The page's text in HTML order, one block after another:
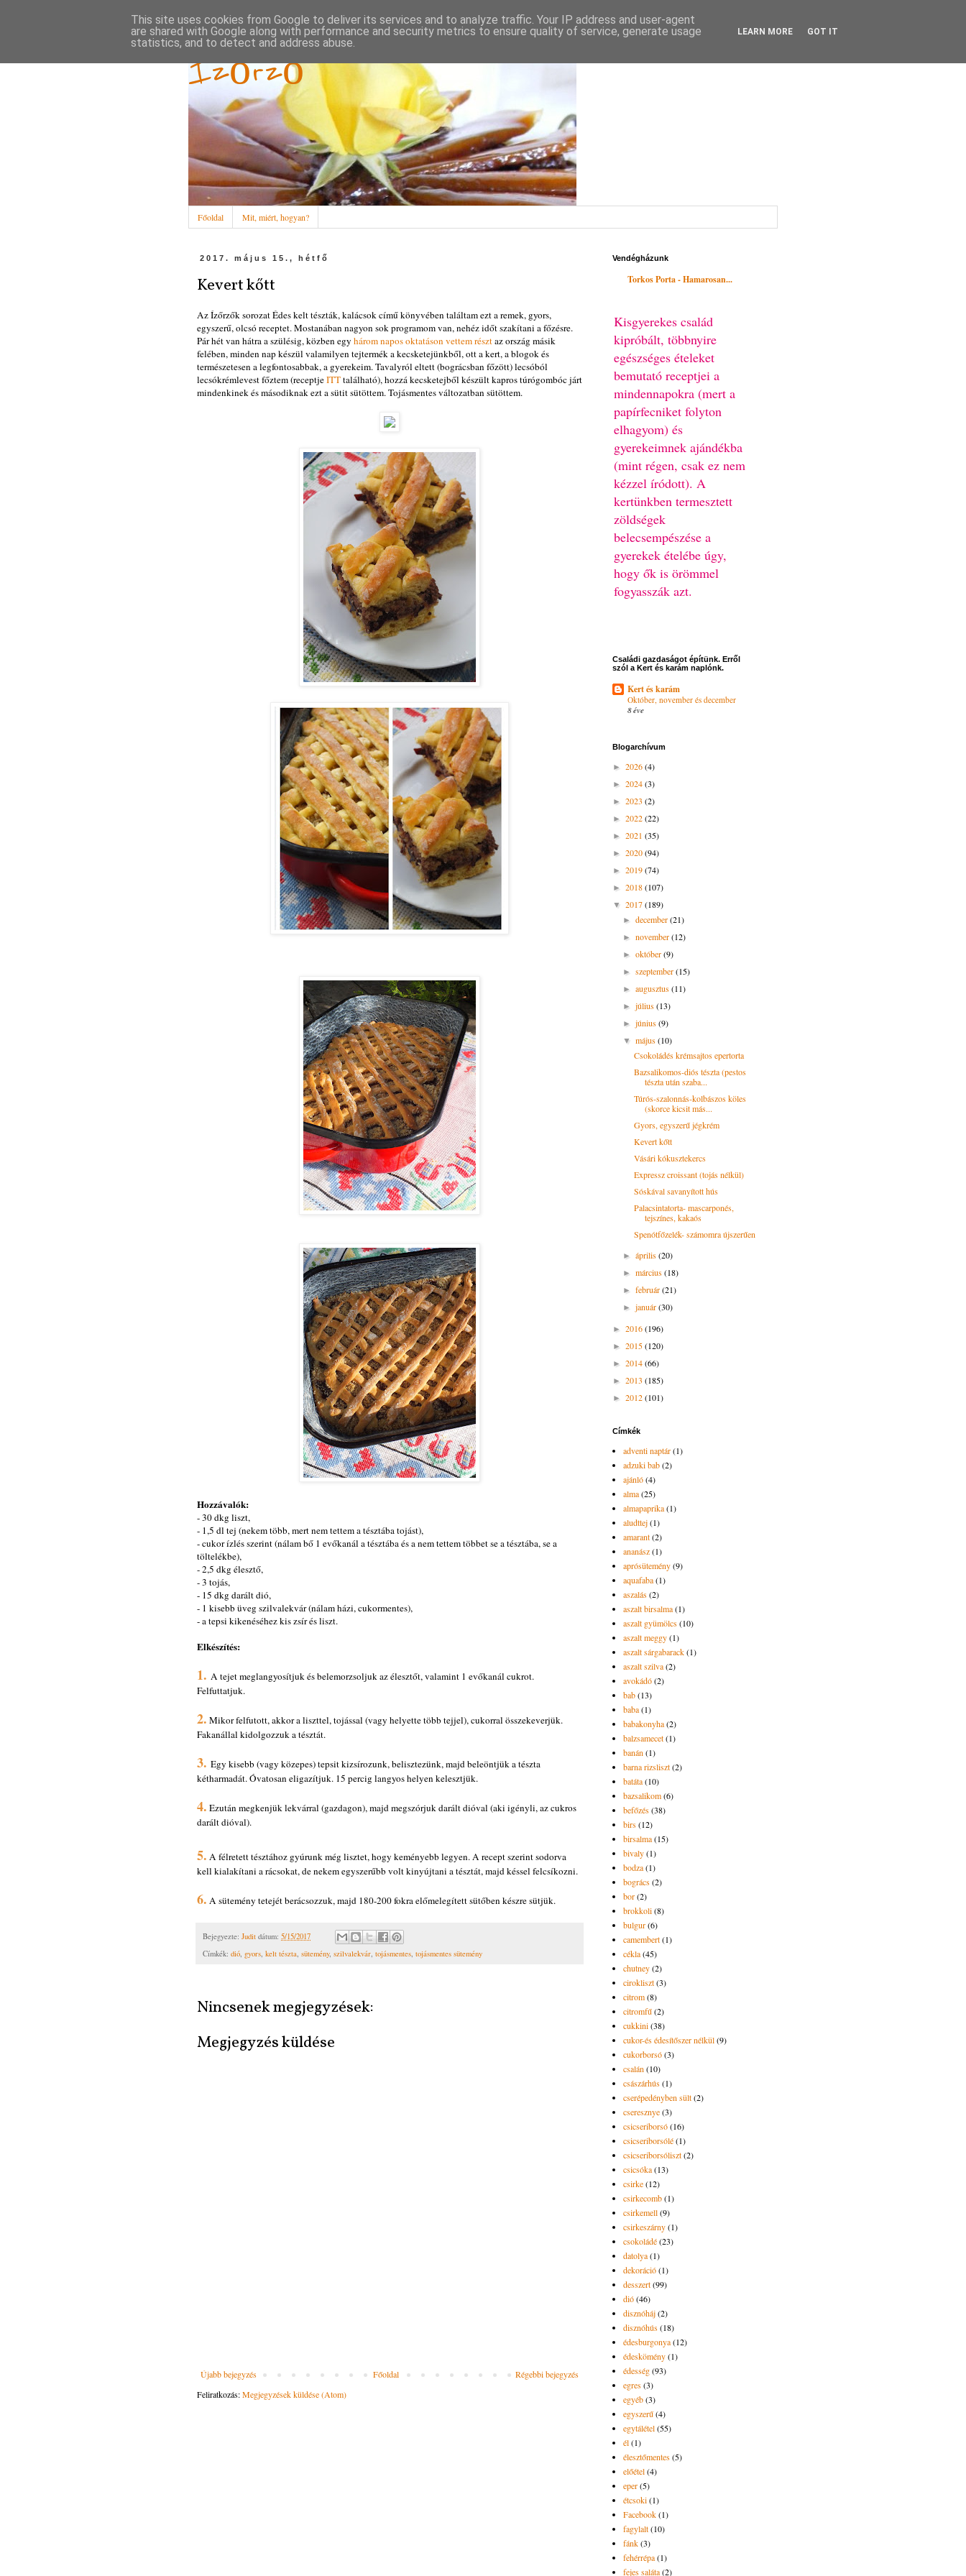
Ízőrző
Főoldal Mit, miért, hogyan?
2017. május 15., hétfő
Kevert kőtt
Az Ízőrzők sorozat Édes kelt tészták, kalácsok című könyvében találtam ezt a remek, gyors,
egyszerű, olcsó receptet. Mostanában nagyon sok programom van, nehéz időt szakítani a főzésre.
Pár hét van hátra a szülésig, közben egy három napos oktatáson vettem résztaz ország másik
felében, minden nap készül valamilyen tejtermék a kecsketejünkből, ott a kert, a blogok és
természetesen a legfontosabbak, a gyerekeim. Tavalyról eltett (bográcsban főzött) lecsóból
lecsókrémlevest főztem (receptjeITTtalálható), hozzá kecsketejből készült kapros túrógombóc járt
mindenkinek és másodiknak ezt a sütit sütöttem. Tojásmentes változatban sütöttem.
Hozzávalók:
- 30 dkg liszt,
- 1,5 dl tej (nekem több, mert nem tettem a tésztába tojást),
- cukor ízlés szerint (nálam bő 1 evőkanál a tésztába és a nem tettem többet se a tésztába, se a
töltelékbe),
- 2,5 dkg élesztő,
- 3 tojás,
- 15 dkg darált dió,
- 1 kisebb üveg szilvalekvár (nálam házi, cukormentes),
- a tepsi kikenéséhez kis zsír és liszt.
Elkészítés:
1. A tejet meglangyosítjuk és belemorzsoljuk az élesztőt, valamint 1 evőkanál cukrot.
Felfuttatjuk.
2. Mikor felfutott, akkor a liszttel, tojással (vagy helyette több tejjel), cukorral összekeverjük.
Fakanállal kidolgozzuk a tésztát.
3. Egy kisebb (vagy közepes) tepsit kizsírozunk, belisztezünk, majd beleöntjük a tészta
kétharmadát. Óvatosan eligazítjuk. 15 percig langyos helyen kelesztjük.
4. Ezután megkenjük lekvárral (gazdagon), majd megszórjuk darált dióval (aki igényli, az cukros
darált dióval).
5. A félretett tésztához gyúrunk még lisztet, hogy keményebb legyen. A recept szerint sodorva
kell kialakítani a rácsokat, de nekem egyszerűbb volt kinyújtani a tésztát, majd késsel felcsíkozni.
6. A sütemény tetejét berácsozzuk, majd 180-200 fokra előmelegített sütőben készre sütjük.
Bejegyezte: Judit dátum: 5/15/2017
Címkék: dió, gyors, kelt tészta, sütemény, szilvalekvár, tojásmentes, tojásmentes sütemény
Nincsenek megjegyzések:
Megjegyzés küldése
Újabb bejegyzés Régebbi bejegyzés
Főoldal
Feliratkozás:Megjegyzések küldése (Atom)
Vendégházunk
Torkos Porta - Hamarosan...
Kisgyerekes család
kipróbált, többnyire
egészséges ételeket
bemutató receptjei a
mindennapokra (mert a
papírfecniket folyton
elhagyom) és
gyerekeimnek ajándékba
(mint régen, csak ez nem
kézzel íródott). A
kertünkben termesztett
zöldségek
belecsempészése a
gyerekek ételébe úgy,
hogy ők is örömmel
fogyasszák azt.
Családi gazdaságot építünk. Erről
szól a Kert és karám naplónk.
Kert és karám
Október, november és december
8 éve
Blogarchívum
► 2026(4)
► 2024(3)
► 2023 (2)
► 2022(22)
► 2021 (35)
► 2020(94)
► 2019(74)
► 2018(107)
▼ 2017(189)
►december(21)
►november(12)
►október(9)
►szeptember(15)
►augusztus(11)
►július(13)
►június(9)
▼május(10)
Csokoládés krémsajtos epertorta
Bazsalikomos-diós tészta (pestos
tészta után szaba...
Túrós-szalonnás-kolbászos köles
(skorce kicsit más...
Gyors, egyszerű jégkrém
Kevert kőtt
Vásári kókusztekercs
Expressz croissant (tojás nélkül)
Sóskával savanyított hús
Palacsintatorta- mascarponés,
tejszínes, kakaós
Spenótfőzelék- számomra újszerűen
►április(20)
►március(18)
►február(21)
►január(30)
► 2016(196)
► 2015(120)
► 2014(66)
► 2013 (185)
► 2012(101)
Címkék
adventi naptár(1)
adzuki bab(2)
ajánló(4)
alma(25)
almapaprika(1)
aludttej(1)
amarant(2)
ananász(1)
aprósütemény(9)
aquafaba(1)
aszalás(2)
aszalt birsalma(1)
aszalt gyümölcs(10)
aszalt meggy(1)
aszalt sárgabarack(1)
aszalt szilva(2)
avokádó(2)
bab(13)
baba(1)
babakonyha(2)
balzsamecet(1)
banán(1)
barna rizsliszt(2)
batáta(10)
bazsalikom(6)
befőzés(38)
birs(12)
birsalma(15)
bivaly(1)
bodza(1)
bogrács(2)
bor(2)
brokkoli(8)
bulgur(6)
camembert(1)
cékla(45)
chutney(2)
cirokliszt(3)
citrom(8)
citromfű(2)
cukkini(38)
cukor-és édesítőszer nélkül(9)
cukorborsó(3)
csalán(10)
császárhús(1)
cserépedényben sült(2)
cseresznye(3)
csicseriborsó(16)
csicseriborsólé(1)
csicseriborsóliszt(2)
csicsóka(13)
csirke(12)
csirkecomb(1)
csirkemell(9)
csirkeszárny(1)
csokoládé(23)
datolya(1)
dekoráció(1)
desszert(99)
dió(46)
disznóháj(2)
disznóhús(18)
édesburgonya(12)
édeskömény(1)
édesség(93)
egres(3)
egyéb(3)
egyszerű(4)
egytálétel(55)
él(1)
élesztőmentes(5)
előétel(4)
eper(5)
étcsoki(1)
Facebook(1)
fagylalt(10)
fánk(3)
fehérrépa(1)
fejes saláta(2)
This site uses cookies from Google to deliver its services and to analyze traffic. Your IP address and user-agent
are shared with Google along with performance and security metrics to ensure quality of service, generate usage
statistics, and to detect and address abuse.
LEARN MORE GOT IT